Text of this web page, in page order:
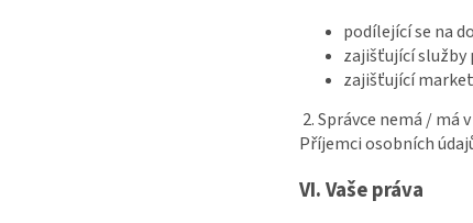
podílející se na
zajišťující služby
zajišťující
2. Správce nemá /
Příjemci osobních
VI.Vaše práva